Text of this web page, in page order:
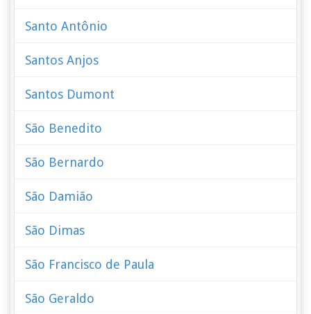
Santo Antônio
Santos Anjos
Santos Dumont
São Benedito
São Bernardo
São Damião
São Dimas
São Francisco de Paula
São Geraldo